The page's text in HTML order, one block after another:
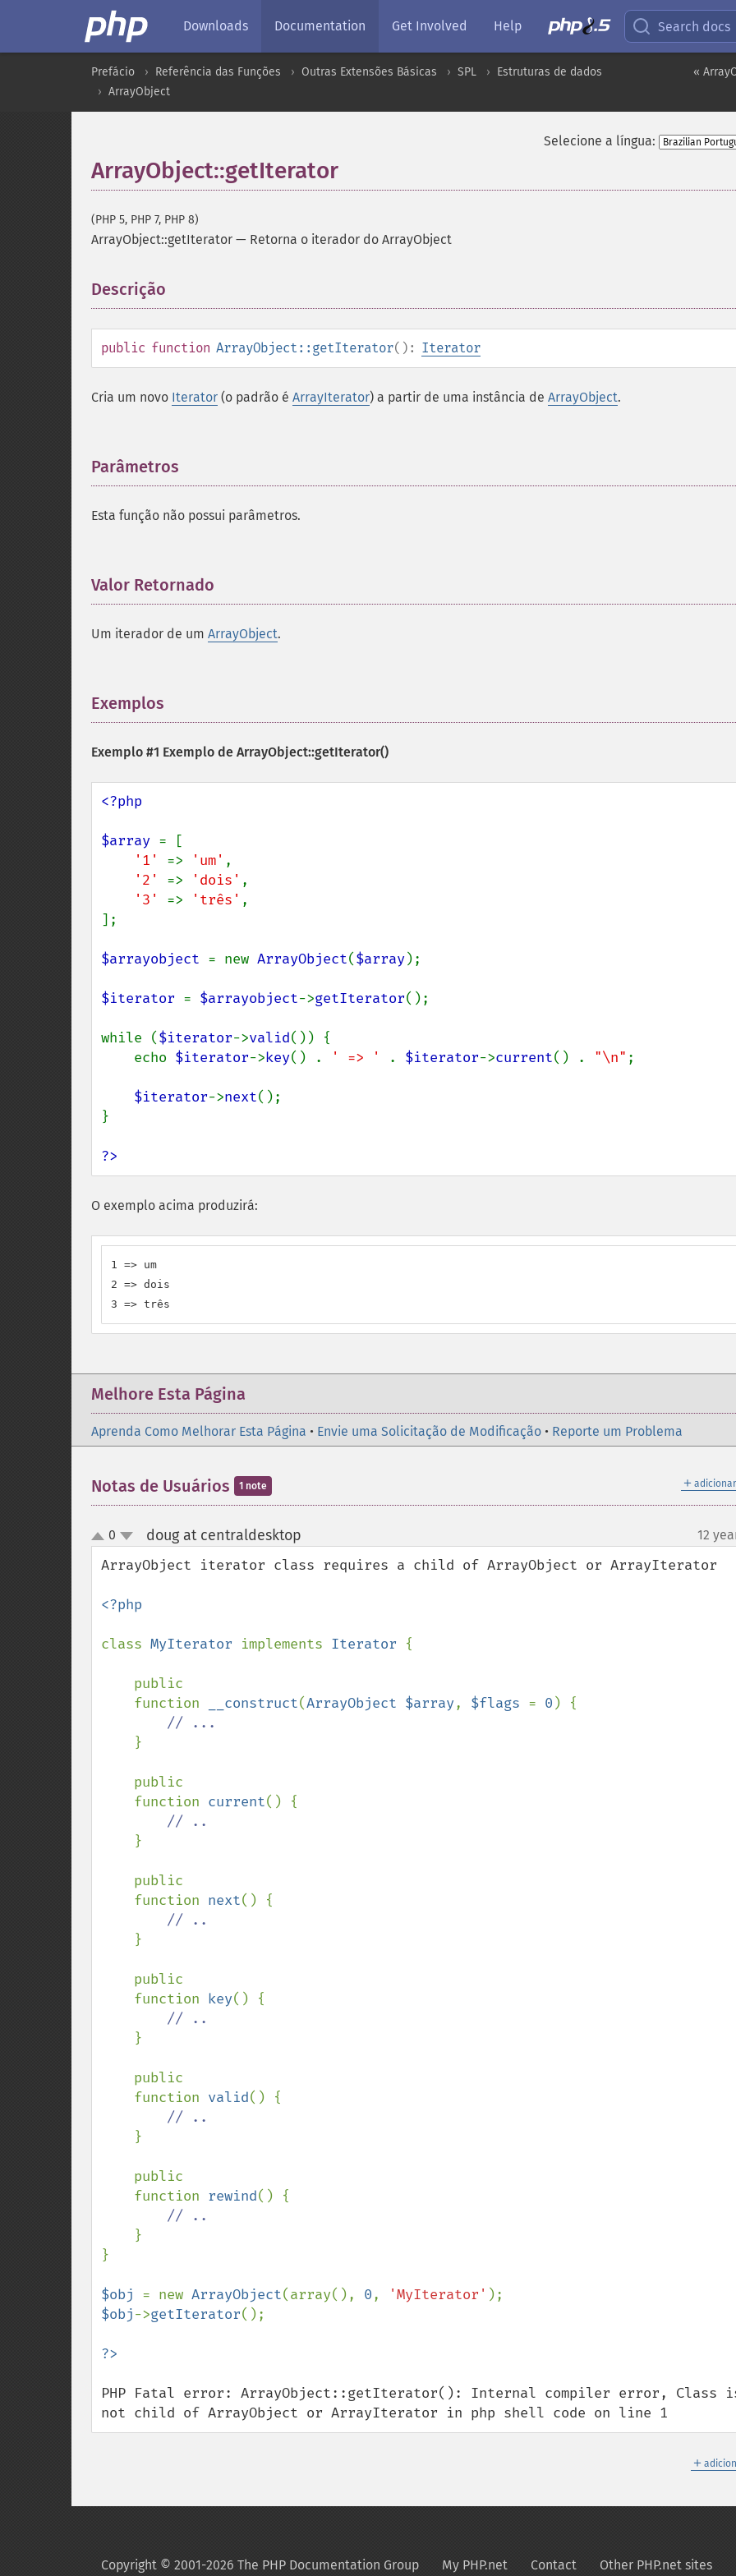
Downloads Documentation Get Involved Help Search docs
«
Prefácio Referência das Funções Outras Extensões Básicas SPL
Estruturas de dados
ArrayObject
Selecione a língua:
ArrayObject::getIterator
(PHP 5, PHP 7, PHP 8)
ArrayObject::getIterator — Retorna o iterador do ArrayObject
Descrição
public function ArrayObject::getIterator(): Iterator
Cria um novo Iterator (o padrão é ArrayIterator) a partir de uma instância de ArrayObject.
Parâmetros
Esta função não possui parâmetros.
Valor Retornado
Um iterador de um ArrayObject.
Exemplos
Exemplo #1 Exemplo de ArrayObject::getIterator()
<?php
$array = [
'1' => 'um' ,
'2' => 'dois' ,
'3' => 'três' ,
];
$arrayobject = new ArrayObject($array);
$iterator = $arrayobject->getIterator();
while ($iterator->valid()) {
    echo
$iterator->key() . ' => ' . $iterator->current() . "\n" ;
$iterator->next();
}
?>
O exemplo acima produzirá:
1 => um
2 => dois
3 => três
Melhore Esta Página
Aprenda Como Melhorar Esta Página • Envie uma Solicitação de Modificação • Reporte um Problema
＋
Notas de Usuários 1 note
up
down
0 doug at centraldesktop 12
ArrayObject iterator class requires a child of ArrayObject or ArrayIterator
<?php
class MyIterator implements Iterator {
    function
__construct(ArrayObject $array, $flags = 0 ) {
// ...
}
    function
current() {
// ..
}
    function
next() {
// ..
}
    function
key() {
// ..
}
    function
valid() {
// ..
}
    function
rewind() {
// ..
}
}
$obj = new ArrayObject(array(), 0, 'MyIterator'
$obj->getIterator();
PHP Fatal error: ArrayObject::getIterator(): Internal compiler error, Class
not child of ArrayObject or ArrayIterator in php shell code on line 1
＋
Copyright © 2001-2026 The PHP Documentation Group My PHP.net Contact Other PHP.net sites